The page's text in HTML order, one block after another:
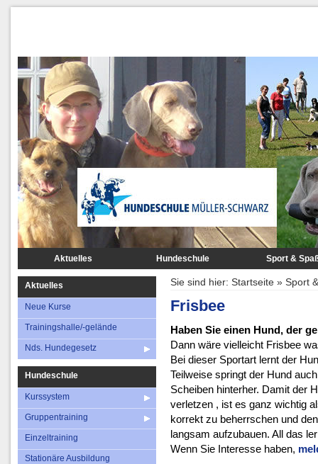
Aktuelles
Neue Kurse
Trainingshalle/-gelände
Nds. Hundegesetz
Hundeschule
Kurssystem
Gruppentraining
Stationäre Ausbildung
Spezial: Jagdhund
Sport &
Agility
"Gezielte
Fährtenarbeit
Aktuelles
Neue Kurse
Trainingshalle/-gelände
Nds. Hundegesetz
Hundeschule
Kurssystem
Gruppentraining
Einzeltraining
Stationäre Ausbildung
Sie sind hier: Startseite » Sport
Frisbee
Haben Sie einen Hund, der
Dann wäre vielleicht Frisbee
Bei dieser Sportart lernt der
Teilweise springt der Hund
Scheiben hinterher. Damit der
verletzen , ist es ganz wichtig
korrekt zu beherrschen und
langsam aufzubauen. All das
Wenn Sie Interesse haben,